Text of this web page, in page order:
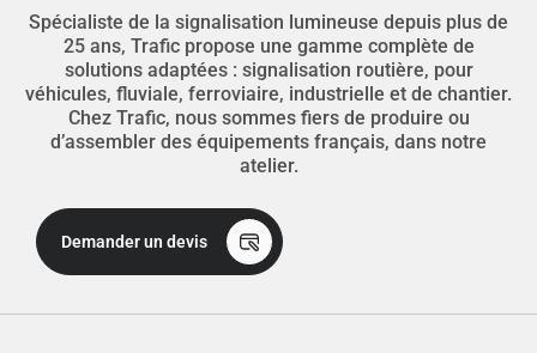
Spécialiste de la signalisation lumineuse depuis plus de
25 ans, Trafic propose une gamme complète de
solutions adaptées : signalisation routière, pour
véhicules, fluviale, ferroviaire, industrielle et de chantier.
Chez Trafic, nous sommes fiers de produire ou
d’assembler des équipements français, dans notre
atelier.
Demander un devis